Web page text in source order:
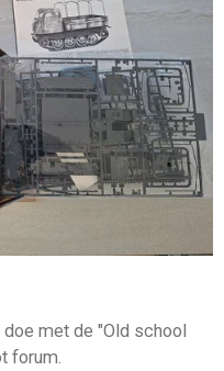
met de "Old school
forum.